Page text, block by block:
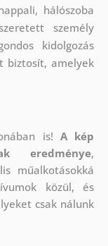
hálószoba
személy
kidolgozás
biztosít, amelyek
is! A kép
eredménye,
műalkotásokká
közül, és
csak nálunk